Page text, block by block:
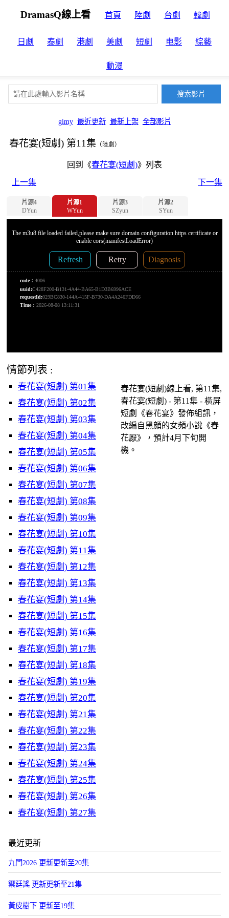
DramasQ線上看 首頁 陸劇 台劇 韓劇
日劇 泰劇 港劇 美劇 短劇 电影 綜藝
動漫
gimy 最近更新 最新上架 全部影片
春花宴(短劇) 第11集 （陸劇）
回到《春花宴(短劇)》列表
上一集
下一集
片源4
DYun
片源1
WYun
片源3
SZyun
片源2
SYun
情節列表 :
春花宴(短劇) 第01集
春花宴(短劇) 第02集
春花宴(短劇) 第03集
春花宴(短劇) 第04集
春花宴(短劇) 第05集
春花宴(短劇) 第06集
春花宴(短劇) 第07集
春花宴(短劇) 第08集
春花宴(短劇) 第09集
春花宴(短劇) 第10集
春花宴(短劇) 第11集
春花宴(短劇) 第12集
春花宴(短劇) 第13集
春花宴(短劇) 第14集
春花宴(短劇) 第15集
春花宴(短劇) 第16集
春花宴(短劇) 第17集
春花宴(短劇) 第18集
春花宴(短劇) 第19集
春花宴(短劇) 第20集
春花宴(短劇) 第21集
春花宴(短劇) 第22集
春花宴(短劇) 第23集
春花宴(短劇) 第24集
春花宴(短劇) 第25集
春花宴(短劇) 第26集
春花宴(短劇) 第27集
春花宴(短劇)線上看, 第11集,
春花宴(短劇) - 第11集 - 橫屏
短劇《春花宴》發佈組訊，
改編自黑顔的女頻小說《春
花厭》，預計4月下旬開
機。
最近更新
九門2026 更新更新至20集
禦廷謠 更新更新至21集
黃皮樹下 更新至19集